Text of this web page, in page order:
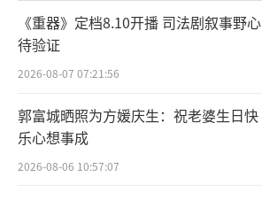
《重器》定档8.10开播 司法剧叙事野心
待验证
2026-08-07 07:21:56
郭富城晒照为方媛庆生：祝老婆生日快
乐心想事成
2026-08-06 10:57:07